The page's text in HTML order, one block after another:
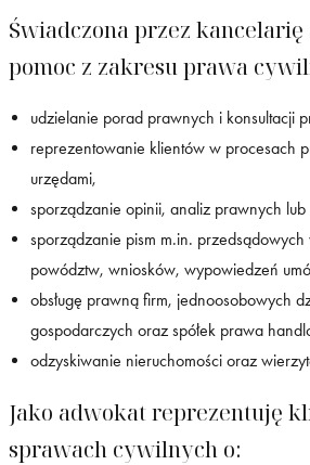
Świadczona przez
pomoc z zakresu prawa
udzielanie porad prawnych i konsultacji
reprezentowanie klientów w procesach
urzędami,
sporządzanie opinii, analiz prawnych
sporządzanie pism m.in. przedsądowych
powództw, wniosków, wypowiedzeń
obsługę prawną firm, jednoosobowych
gospodarczych oraz spółek prawa
odzyskiwanie nieruchomości oraz
Jako adwokat reprezentuję
sprawach cywilnych o: